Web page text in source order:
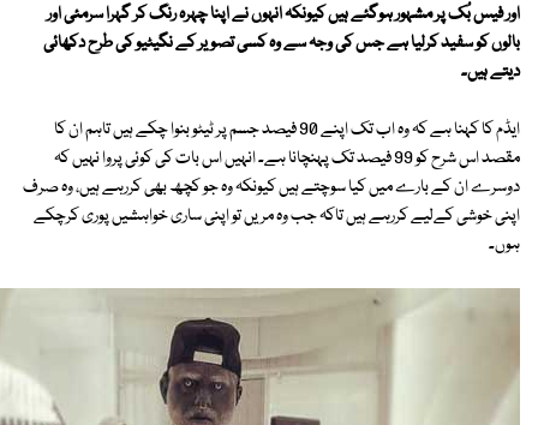
اور فیس بُک پر مشہور ہوگئے ہیں کیونکہ انہوں نے اپنا چہرہ رنگ کر گہرا سرمئی اور
بالوں کو سفید کرلیا ہے جس کی وجہ سے وہ کسی تصویر کے نگیٹیو کی طرح دکھائی
دیتے ہیں۔
ایڈم کا کہنا ہے کہ وہ اب تک اپنے 90 فیصد جسم پر ٹیٹو بنوا چکے ہیں تاہم ان کا
مقصد اس شرح کو 99 فیصد تک پہنچانا ہے۔ انہیں اس بات کی کوئی پروا نہیں کہ
دوسرے ان کے بارے میں کیا سوچتے ہیں کیونکہ وہ جو کچھ بھی کررہے ہیں، وہ صرف
اپنی خوشی کےلیے کررہے ہیں تاکہ جب وہ مریں تو اپنی ساری خواہشیں پوری کرچکے
ہوں۔